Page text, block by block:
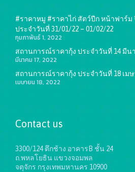
#ราคาหมู #ราคาไก่ สัตว์ปีก หน้าฟาร์ม
ประจำวันที่ 31/01/22 – 01/02/22
กุมภาพันธ์ 1, 2022
สถานการณ์ราคากุ้ง ประจำวันที่ 14 มีน
มีนาคม 17, 2022
สถานการณ์ราคากุ้ง ประจำวันที่ 18 เมษ
เมษายน 18, 2022
Contact us
3300/124 ตึกช้าง อาคารB ชั้น 24
ถ.พหลโยธิน แขวงจอมพล
จตุจักร กรุงเทพมหานคร 10900